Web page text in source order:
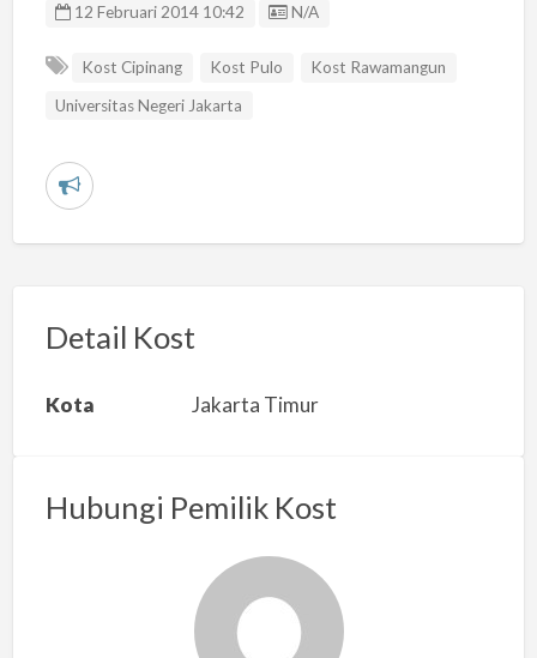
12 Februari 2014 10:42 Listing ID
N/A
Kost Cipinang Kost Pulo
Kost Rawamangun
Universitas Negeri Jakarta
L
r
a
s
Detail Kost
Kota Jakarta Timur
Hubungi Pemilik Kost